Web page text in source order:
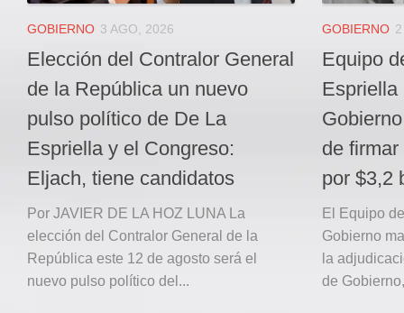
GOBIERNO 3 AGO, 2026
Elección del Contralor General
de la República un nuevo
pulso político de De La
Espriella y el Congreso:
Eljach, tiene candidatos
Por JAVIER DE LA HOZ LUNA La
elección del Contralor General de la
República este 12 de agosto será el
nuevo pulso político del...
GOBIERNO
Equipo
Espriella
de
por $3,2
El Equipo
Gobierno
la
de